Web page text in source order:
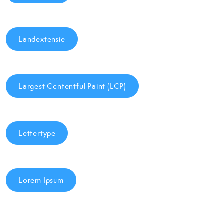
Landextensie
Largest Contentful Paint (LCP)
Lettertype
Lorem Ipsum